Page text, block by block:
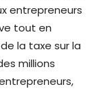
entrepreneurs
tout en
la taxe sur la
millions